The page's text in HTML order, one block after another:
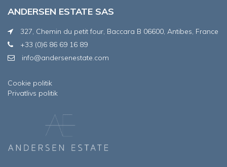
ANDERSEN ESTATE SAS
327, Chemin du petit four, Baccara B 06600, Antibes, France
+33 (0)6 86 69 16 89
info@andersenestate.com
Cookie politik
Privatlivs politik